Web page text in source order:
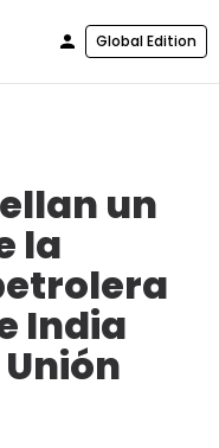
Global Edition
un
la
India